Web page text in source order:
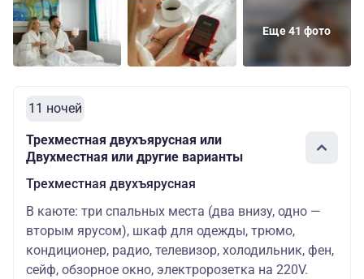
Еще 41 фото
11 ночей
Трехместная двухъярусная или
Двухместная или другие варианты
Трехместная двухъярусная
В каюте: три спальных места (два внизу, одно —
вторым ярусом), шкаф для одежды, трюмо,
кондиционер, радио, телевизор, холодильник, фен,
сейф, обзорное окно, электророзетка на 220V.